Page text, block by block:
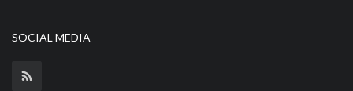
SOCIAL MEDIA